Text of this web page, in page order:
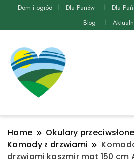
Dom i ogród Dla Panów Dla Pań
Blog
Home Okulary
Komody z drzwiami
drzwiami kaszmir mat 150 cm